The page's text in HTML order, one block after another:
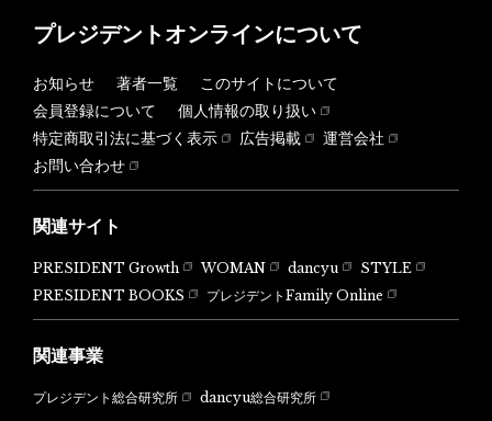
プレジデントオンラインについて
お知らせ 著者一覧
このサイトについて
会員登録について
個人情報の取り扱い
特定商取引法に基づく表示
広告掲載
運営会社
お問い合わせ
関連サイト
PRESIDENT Growth WOMAN dancyu
STYLE
PRESIDENT BOOKS
プレジデントFamily Online
関連事業
プレジデント総合研究所 dancyu総合研究所